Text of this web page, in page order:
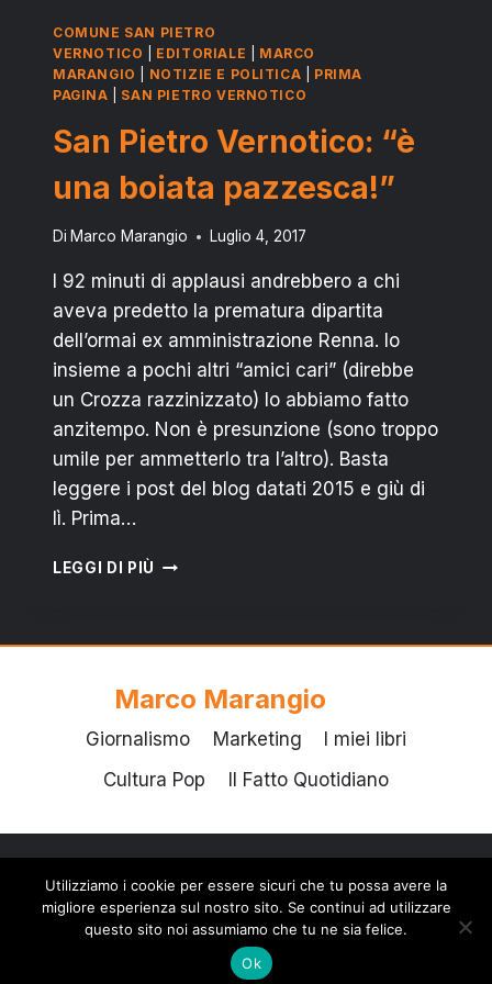
COMUNE SAN PIETRO
VERNOTICO
EDITORIALE
MARCO
MARANGIO
NOTIZIE E POLITICA
PRIMA
PAGINA
SAN PIETRO VERNOTICO
San Pietro Vernotico: “è
una boiata pazzesca!”
Di Marco Marangio Luglio 4, 2017
I 92 minuti di applausi andrebbero a chi
aveva predetto la prematura dipartita
dell’ormai ex amministrazione Renna. Io
insieme a pochi altri “amici cari” (direbbe
un Crozza razzinizzato) lo abbiamo fatto
anzitempo. Non è presunzione (sono troppo
umile per ammetterlo tra l’altro). Basta
leggere i post del blog datati 2015 e giù di
lì. Prima…
LEGGI DI PIÙ SAN
PAZZESCA!”
Marco Marangio
Giornalismo Marketing
I miei libri
Cultura Pop
Il Fatto Quotidiano
© 2026 Marco Marangio - Tema WordPress di
Kadence WP
Utilizziamo i cookie per essere sicuri che tu possa avere la
migliore esperienza sul nostro sito. Se continui ad utilizzare
questo sito noi assumiamo che tu ne sia felice.
Ok